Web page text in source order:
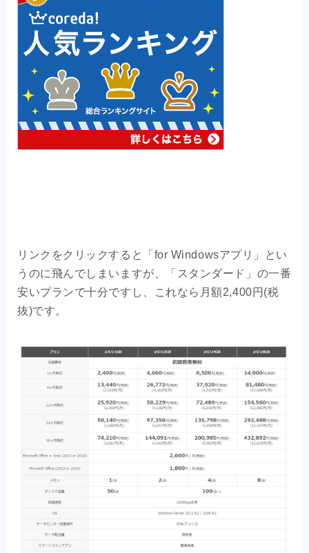
リンクをクリックすると「for Windowsアプリ」とい
うのに飛んでしまいますが、「スタンダード」の一番
安いプランで十分ですし、これなら月額2,400円(税
抜)です。